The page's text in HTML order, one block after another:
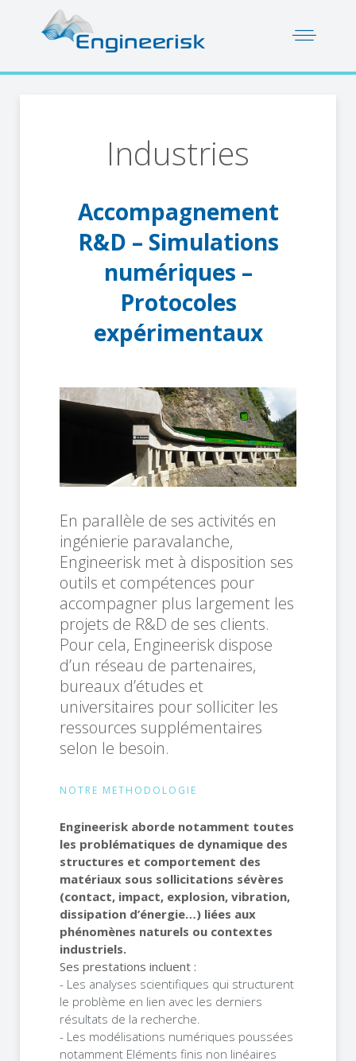
Industries
Accompagnement
R&D – Simulations
numériques –
Protocoles
expérimentaux
En parallèle de ses activités en
ingénierie paravalanche,
Engineerisk met à disposition ses
outils et compétences pour
accompagner plus largement les
projets de R&D de ses clients.
Pour cela, Engineerisk dispose
d’un réseau de partenaires,
bureaux d’études et
universitaires pour solliciter les
ressources supplémentaires
selon le besoin.
NOTRE METHODOLOGIE
Engineerisk aborde notamment toutes
les problématiques de dynamique des
structures et comportement des
matériaux sous sollicitations sévères
(contact, impact, explosion, vibration,
dissipation d’énergie…) liées aux
phénomènes naturels ou contextes
industriels.
Ses prestations incluent :
- Les analyses scientifiques qui structurent
le problème en lien avec les derniers
résultats de la recherche.
- Les modélisations numériques poussées
notamment Eléments finis non linéaires